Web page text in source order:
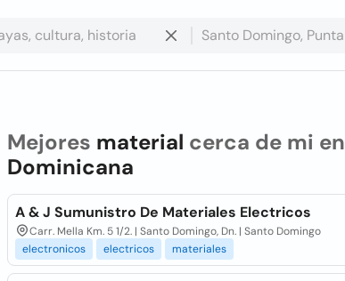
Mejores material cerca de mi en
Dominicana
A & J Sumunistro De Materiales Electricos
Carr. Mella Km. 5 1/2. | Santo Domingo, Dn. | Santo Domingo
electronicos
electricos materiales